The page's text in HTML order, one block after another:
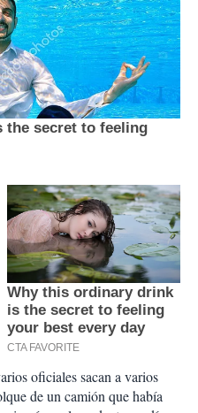
oficiales sacan a varios
de un camión que había